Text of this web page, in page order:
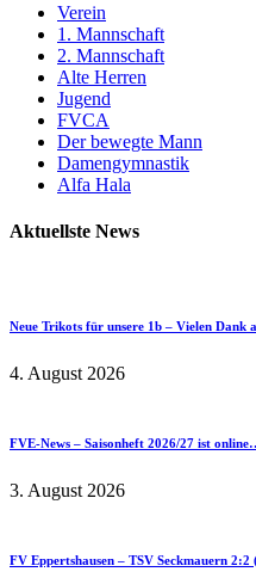
Verein
1. Mannschaft
2. Mannschaft
Alte Herren
Jugend
FVCA
Der bewegte Mann
Damengymnastik
Alfa Hala
Aktuellste News
Neue Trikots für unsere 1b – Vielen Dank
4. August 2026
FVE-News – Saisonheft 2026/27 ist
3. August 2026
FV Eppertshausen – TSV Seckmauern 2:2